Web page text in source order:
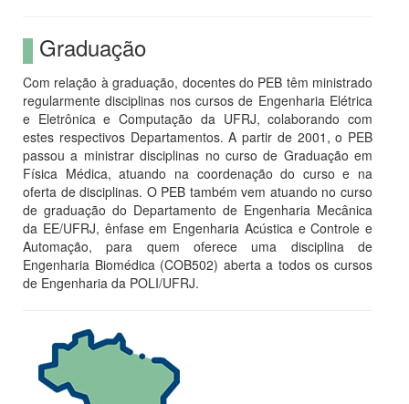
Graduação
Com relação à graduação, docentes do PEB têm ministrado
regularmente disciplinas nos cursos de Engenharia Elétrica
e Eletrônica e Computação da UFRJ, colaborando com
estes respectivos Departamentos. A partir de 2001, o PEB
passou a ministrar disciplinas no curso de Graduação em
Física Médica, atuando na coordenação do curso e na
oferta de disciplinas. O PEB também vem atuando no curso
de graduação do Departamento de Engenharia Mecânica
da EE/UFRJ, ênfase em Engenharia Acústica e Controle e
Automação, para quem oferece uma disciplina de
Engenharia Biomédica (COB502) aberta a todos os cursos
de Engenharia da POLI/UFRJ.